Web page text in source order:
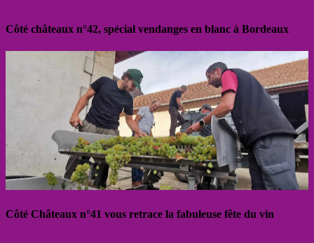
Côté châteaux n°42, spécial vendanges en blanc à Bordeaux
Côté Châteaux n°41 vous retrace la fabuleuse fête du vin